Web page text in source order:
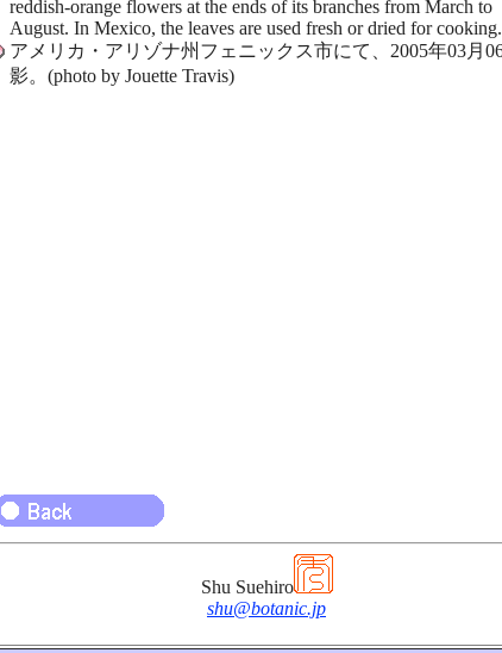
reddish-orange flowers at the ends of its branches from March to
August. In Mexico, the leaves are used fresh or dried for cooking.
アメリカ・アリゾナ州フェニックス市にて、2005年03月
影。(photo by Jouette Travis)
Shu Suehiro
shu@botanic.jp